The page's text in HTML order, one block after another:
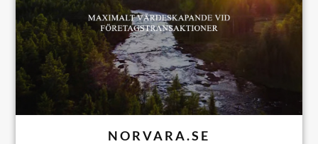
NORVARA.SE